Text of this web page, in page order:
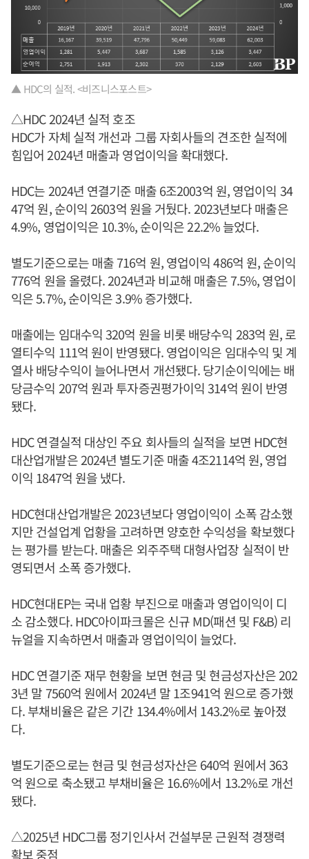
▲ HDC의 실적. <비즈니스포스트>
△HDC 2024년 실적 호조
HDC가 자체 실적 개선과 그룹 자회사들의 견조한 실적에
힘입어 2024년 매출과 영업이익을 확대했다.
HDC는 2024년 연결기준 매출 6조2003억 원, 영업이익 34
47억 원, 순이익 2603억 원을 거뒀다. 2023년보다 매출은
4.9%, 영업이익은 10.3%, 순이익은 22.2% 늘었다.
별도기준으로는 매출 716억 원, 영업이익 486억 원, 순이익
776억 원을 올렸다. 2024년과 비교해 매출은 7.5%, 영업이
익은 5.7%, 순이익은 3.9% 증가했다.
매출에는 임대수익 320억 원을 비롯 배당수익 283억 원, 로
열티수익 111억 원이 반영됐다. 영업이익은 임대수익 및 계
열사 배당수익이 늘어나면서 개선됐다. 당기순이익에는 배
당금수익 207억 원과 투자증권평가이익 314억 원이 반영
됐다.
HDC 연결실적 대상인 주요 회사들의 실적을 보면 HDC현
대산업개발은 2024년 별도기준 매출 4조2114억 원, 영업
이익 1847억 원을 냈다.
HDC현대산업개발은 2023년보다 영업이익이 소폭 감소했
지만 건설업계 업황을 고려하면 양호한 수익성을 확보했다
는 평가를 받는다. 매출은 외주주택 대형사업장 실적이 반
영되면서 소폭 증가했다.
HDC현대EP는 국내 업황 부진으로 매출과 영업이익이 디
소 감소했다. HDC아이파크몰은 신규 MD(패션 및 F&B) 리
뉴얼을 지속하면서 매출과 영업이익이 늘었다.
HDC 연결기준 재무 현황을 보면 현금 및 현금성자산은 202
3년 말 7560억 원에서 2024년 말 1조941억 원으로 증가했
다. 부채비율은 같은 기간 134.4%에서 143.2%로 높아졌
다.
별도기준으로는 현금 및 현금성자산은 640억 원에서 363
억 원으로 축소됐고 부채비율은 16.6%에서 13.2%로 개선
됐다.
△2025년 HDC그룹 정기인사서 건설부문 근원적 경쟁력
확보 중점